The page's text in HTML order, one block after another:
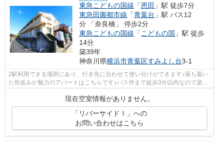
東急こどもの国線 「恩田 」駅 徒歩7分
東急田園都市線 「青葉台 」駅 バス12
分 「奈良橋」 停歩2分
東急こどもの国線 「こどもの国 」駅 徒歩
14分
築39年
神奈川県横浜市青葉区すみよし台3-1
2駅利用できる場所にあり、行き先に合わせて使い分けができます♪落ち着い
た街並みが魅力のアパートはこちらです♪バス停まで徒歩3分以内なので楽に
現在空室情報がありません。
「リバーサイドⅠ」への
お問い合わせはこちら